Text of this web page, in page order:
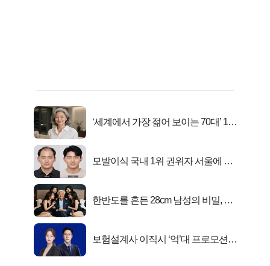
‘세계에서 가장 젊어 보이는 70대’ 1위
모발이식 국내 1위 권위자 서울에 있
한반도를 흔든 28cm 남성의 비밀, 매
보험설계사 이직시 ‘억’대 프로모션!